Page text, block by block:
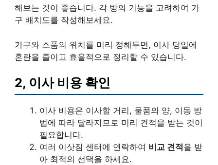
해보는 것이 좋습니다. 각 방의 기능을 고려하여 가
구 배치도를 작성해보세요.
가구와 소품의 위치를 미리 정해두면, 이사 당일에
혼란을 줄이고 효율적으로 정리할 수 있습니다.
2, 이사 비용 확인
이사 비용은 이사할 거리, 물품의 양, 이동 방
법에 따라 달라지므로 미리 견적을 받는 것이
필요합니다.
여러 이삿짐 센터에 연락하여 비교 견적 을 받
아 최적의 선택을 하세요.